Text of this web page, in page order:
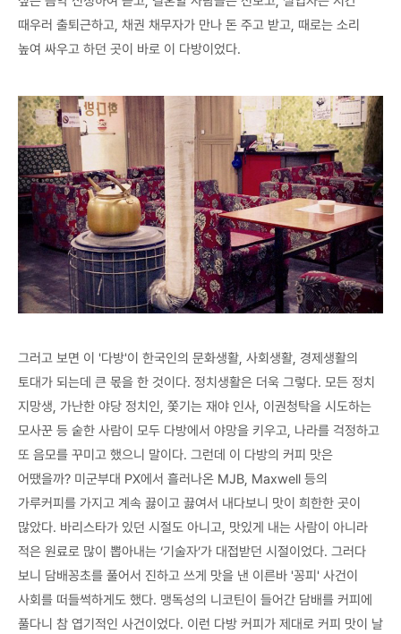
때우러 출퇴근하고, 채권 채무자가 만나 돈 주고 받고, 때로는 소리
높여 싸우고 하던 곳이 바로 이 다방이었다.
그러고 보면 이 '다방'이 한국인의 문화생활, 사회생활, 경제생활의
토대가 되는데 큰 몫을 한 것이다. 정치생활은 더욱 그렇다. 모든 정치
지망생, 가난한 야당 정치인, 쫓기는 재야 인사, 이권청탁을 시도하는
모사꾼 등 숱한 사람이 모두 다방에서 야망을 키우고, 나라를 걱정하고
또 음모를 꾸미고 했으니 말이다. 그런데 이 다방의 커피 맛은
어땠을까? 미군부대 PX에서 흘러나온 MJB, Maxwell 등의
가루커피를 가지고 계속 끓이고 끓여서 내다보니 맛이 희한한 곳이
많았다. 바리스타가 있던 시절도 아니고, 맛있게 내는 사람이 아니라
적은 원료로 많이 뽑아내는 ‘기술자’가 대접받던 시절이었다. 그러다
보니 담배꽁초를 풀어서 진하고 쓰게 맛을 낸 이른바 '꽁피' 사건이
사회를 떠들썩하게도 했다. 맹독성의 니코틴이 들어간 담배를 커피에
풀다니 참 엽기적인 사건이었다. 이런 다방 커피가 제대로 커피 맛이 날